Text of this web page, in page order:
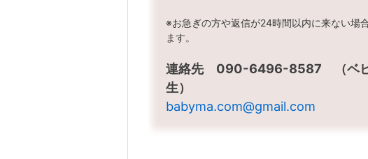
※お急ぎの方や返信が24時間以内に来ない場
ます。
連絡先 090-6496-8587 （ベビ
生）
babyma.com@gmail.com